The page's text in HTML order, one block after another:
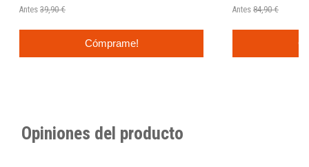
Antes 39,90 €
Cómprame!
Antes 84,90 €
Opiniones del producto